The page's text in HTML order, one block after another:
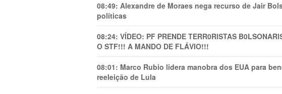
08:49: Alexandre de Moraes nega recurso de Jair
políticas
08:24: VÍDEO: PF PRENDE TERR0RlSTAS
O STF!!! A MANDO DE FLÁVIO!!!
08:01: Marco Rubio lidera manobra dos EUA para
reeleição de Lula